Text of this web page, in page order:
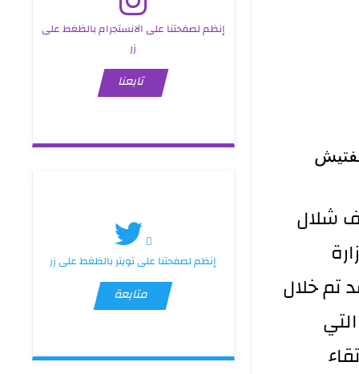
شلال
تم خلال
إنظم لصفحتنا على الانستجرام بالظغط على
زر
تابعنا
إنظم لصفحتنا على تويتر بالظغط على زر
متابعة